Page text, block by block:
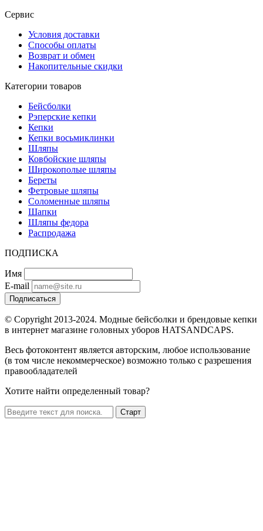
Сервис
Условия доставки
Способы оплаты
Возврат и обмен
Накопительные скидки
Категории товаров
Бейсболки
Рэперские кепки
Кепки
Кепки восьмиклинки
Шляпы
Ковбойские шляпы
Широкополые шляпы
Береты
Фетровые шляпы
Соломенные шляпы
Шапки
Шляпы федора
Распродажа
ПОДПИСКА
Имя
E-mail
Подписаться
© Copyright 2013-2024. Модные бейсболки и брендовые кепки
в интернет магазине головных уборов HATSANDCAPS.
Весь фотоконтент является авторским, любое использование
(в том числе некоммерческое) возможно только с разрешения
правообладателей
Хотите найти определенный товар?
Старт